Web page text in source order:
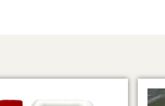
€ 18,70